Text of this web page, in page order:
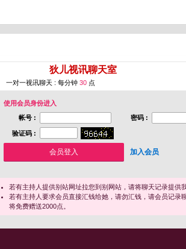
狄儿视讯聊天室
一对一视讯聊天 : 每分钟 30 点
使用会员身份进入
帐号 :
密码 :
验证码 :
加入会员
若有主持人提供别站网址拉您到别网站，请将聊天记录提供
若有主持人要求会员直接汇钱给她，请勿汇钱，请会员记
将免费赠送2000点。